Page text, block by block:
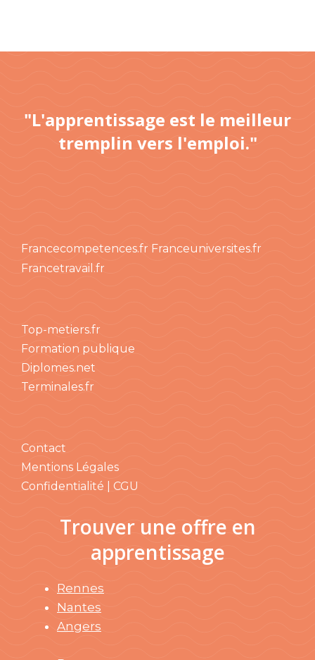
"L'apprentissage est le meilleur
tremplin vers l'emploi."
Francecompetences.fr Franceuniversites.fr
Francetravail.fr
Top-metiers.fr
Formation publique
Diplomes.net
Terminales.fr
Contact
Mentions Légales
Confidentialité | CGU
Trouver une offre en
apprentissage
Rennes
Nantes
Angers